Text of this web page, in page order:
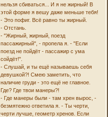
нельзя сбиваться... И я не жирный! В
этой форме я вешу даже меньше тебя!
- Это пофиг. Всё равно ты жирный.
- Отстань.
- "Жирный, жирный, поезд
пассажирный", - пропела я. - "Если
поезд не пойдёт - пассажир с ума
сойдёт!".
- Слушай, и ты ещё называешь себя
девушкой?! Смею заметить, что
наличие груди - это ещё не главное.
Где? Где твои манеры?!
- Где манеры были - там хрен вырос, -
безмятежно ответила я. - Ты черти,
черти лучше, геометр хренов. Если